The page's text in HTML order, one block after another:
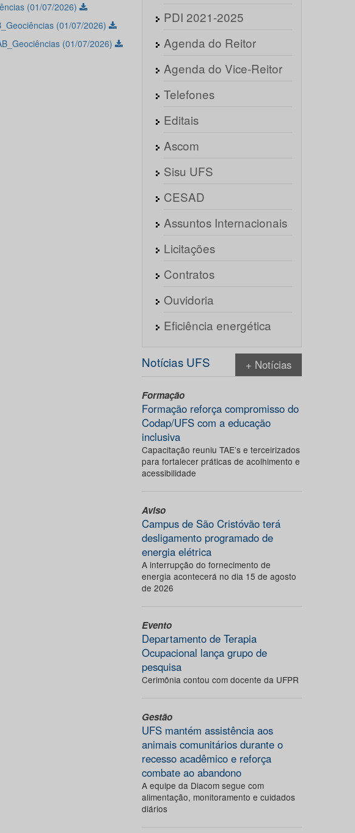
(01/07/2026)
(01/07/2026)
(01/07/2026)
PDI 2021-2025
Agenda do Reitor
Agenda do Vice-Reitor
Telefones
Editais
Ascom
Sisu UFS
CESAD
Assuntos Internacionais
Licitações
Contratos
Ouvidoria
Eficiência energética
Notícias UFS + Notícias
Formação
Formação reforça compromisso do
Codap/UFS com a educação
inclusiva
Capacitação reuniu TAE’s e terceirizados
para fortalecer práticas de acolhimento e
acessibilidade
Aviso
Campus de São Cristóvão terá
desligamento programado de
energia elétrica
A interrupção do fornecimento de
energia acontecerá no dia 15 de agosto
de 2026
Evento
Departamento de Terapia
Ocupacional lança grupo de
pesquisa
Cerimônia contou com docente da UFPR
Gestão
UFS mantém assistência aos
animais comunitários durante o
recesso acadêmico e reforça
combate ao abandono
A equipe da Diacom segue com
alimentação, monitoramento e cuidados
diários